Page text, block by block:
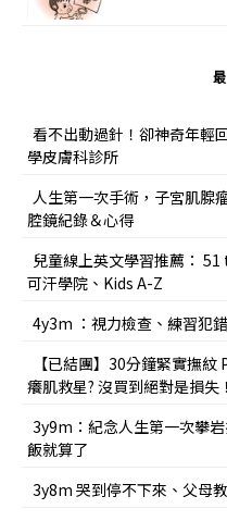
看不出動過針！卻神奇年輕
學皮膚科診所
人生第一次手術，子宮肌腺
腔鏡紀錄＆心得
兒童線上英文學習推薦：
可汗學院、Kids A-Z
4y3m ：視力檢查、練習犯
【已結團】30分鐘緊實撫
癢肌救星? 沒買到絕對是損失
3y9m：紀念人生第一次攀
飯就算了
3y8m 哭到停不下來、父母